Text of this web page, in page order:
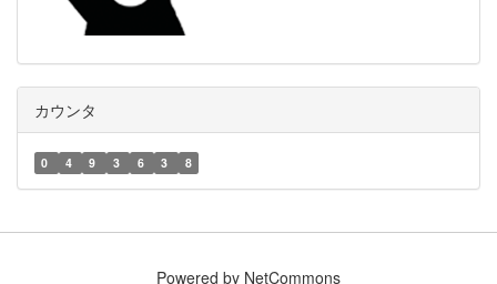
カウンタ
0 4 9 3 6 3 8
Powered by NetCommons